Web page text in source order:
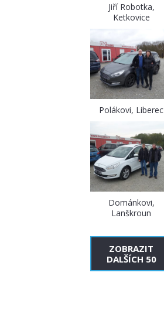
Jiří Robotka,
Ketkovice
Polákovi, Liberec
Dománkovi,
Lanškroun
ZOBRAZIT
DALŠÍCH 50